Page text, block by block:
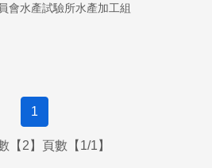
會水產試驗所水產加工組
1
【2】頁數【1/1】